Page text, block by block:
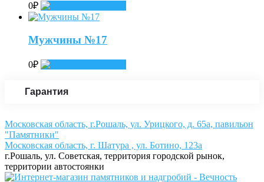
0₽
Мужчины №17
0₽
Гарантия
Московская область, г.Рошаль, ул. Урицкого, д. 65а, павильон
"Памятники"
Московская область, г. Шатура , ул. Ботино, 123а
г.Рошаль, ул. Советская, территория городской рынок,
территории автостоянки